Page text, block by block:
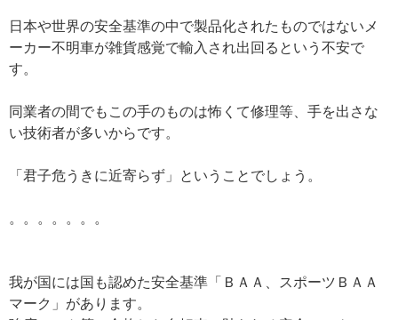
日本や世界の安全基準の中で製品化されたものではないメ
ーカー不明車が雑貨感覚で輸入され出回るという不安で
す。
同業者の間でもこの手のものは怖くて修理等、手を出さな
い技術者が多いからです。
「君子危うきに近寄らず」ということでしょう。
。。。。。。。
我が国には国も認めた安全基準「ＢＡＡ、スポーツＢＡＡ
マーク」があります。